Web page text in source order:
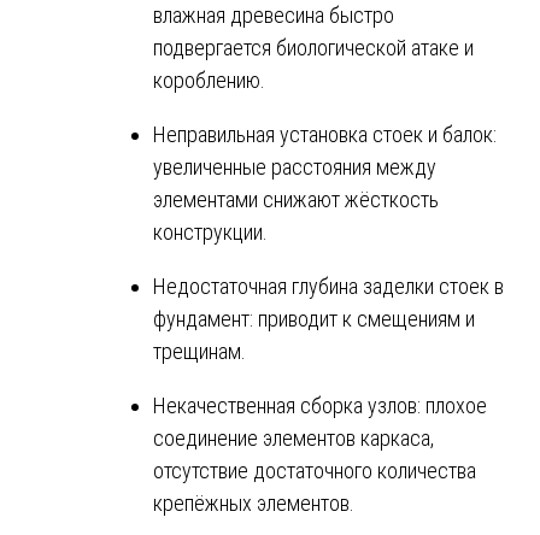
влажная древесина быстро
подвергается биологической атаке и
короблению.
Неправильная установка стоек и балок:
увеличенные расстояния между
элементами снижают жёсткость
конструкции.
Недостаточная глубина заделки стоек в
фундамент: приводит к смещениям и
трещинам.
Некачественная сборка узлов: плохое
соединение элементов каркаса,
отсутствие достаточного количества
крепёжных элементов.